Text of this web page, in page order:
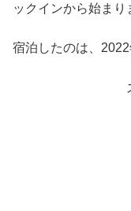
ックインから始まり
宿泊したのは、2022